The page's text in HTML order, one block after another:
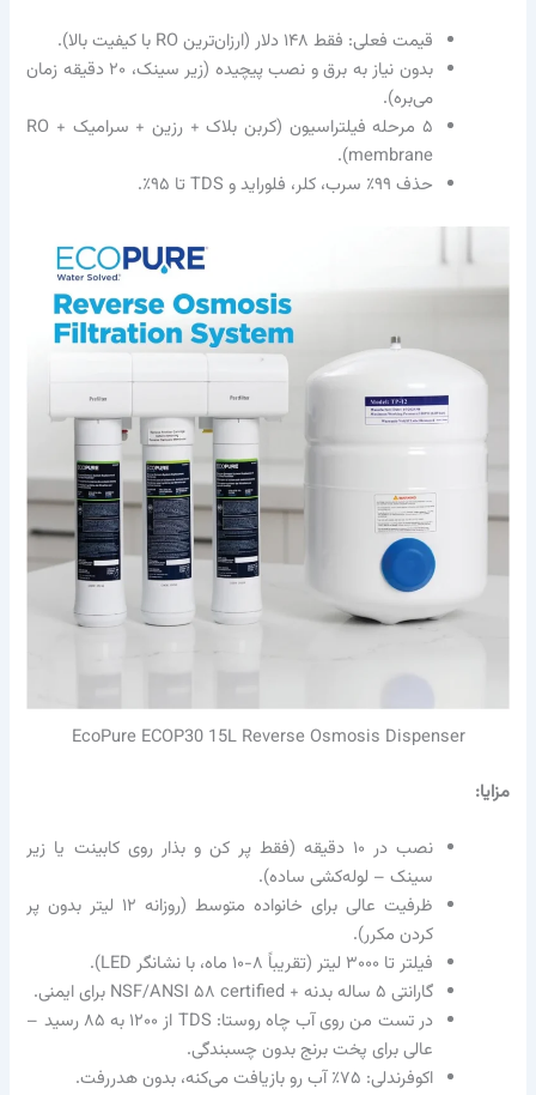
قیمت فعلی: فقط ۱۴۸ دلار (ارزان‌ترین RO با کیفیت بالا).
بدون نیاز به برق و نصب پیچیده (زیر سینک، ۲۰ دقیقه زمان
می‌بره).
۵ مرحله فیلتراسیون (کربن بلاک + رزین + سرامیک + RO
membrane).
حذف ۹۹٪ سرب، کلر، فلوراید و TDS تا ۹۵٪.
EcoPure ECOP30 15L Reverse Osmosis Dispenser
مزایا:
نصب در ۱۰ دقیقه (فقط پر کن و بذار روی کابینت یا زیر
سینک – لوله‌کشی ساده).
ظرفیت عالی برای خانواده متوسط (روزانه ۱۲ لیتر بدون پر
کردن مکرر).
فیلتر تا ۳۰۰۰ لیتر (تقریباً ۸-۱۰ ماه، با نشانگر LED).
گارانتی ۵ ساله بدنه + NSF/ANSI ۵۸ certified برای ایمنی.
در تست من روی آب چاه روستا: TDS از ۱۲۰۰ به ۸۵ رسید –
عالی برای پخت برنج بدون چسبندگی.
اکوفرندلی: ۷۵٪ آب رو بازیافت می‌کنه، بدون هدررفت.